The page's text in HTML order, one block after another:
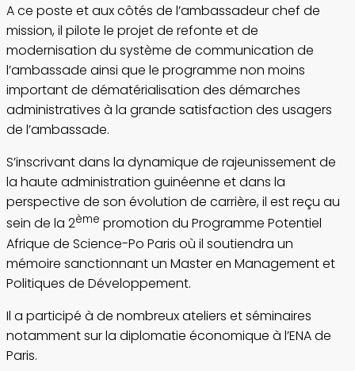
A ce poste et aux côtés de l’ambassadeur chef de
mission, il pilote le projet de refonte et de
modernisation du système de communication de
l’ambassade ainsi que le programme non moins
important de dématérialisation des démarches
administratives à la grande satisfaction des usagers
de l’ambassade.
S’inscrivant dans la dynamique de rajeunissement de
la haute administration guinéenne et dans la
perspective de son évolution de carrière, il est reçu au
sein de la 2ème promotion du Programme Potentiel
Afrique de Science-Po Paris où il soutiendra un
mémoire sanctionnant un Master en Management et
Politiques de Développement.
Il a participé à de nombreux ateliers et séminaires
notamment sur la diplomatie économique à l’ENA de
Paris.